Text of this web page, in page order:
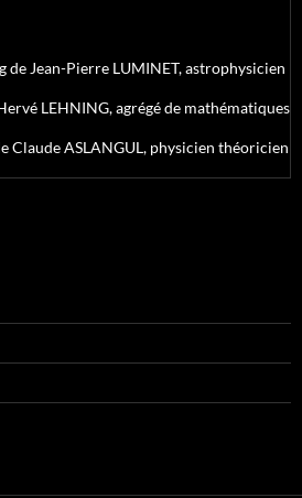
de Jean-Pierre LUMINET, astrophysicien
LEHNING, agrégé de mathématiques
Claude ASLANGUL, physicien théoricien